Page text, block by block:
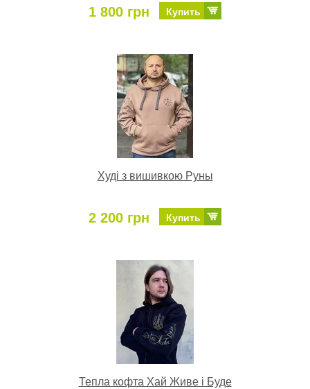
1 800 грн Купить
Худі з вишивкою Руны
2 200 грн Купить
Тепла кофта Хай Живе і Буде